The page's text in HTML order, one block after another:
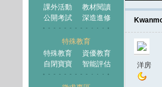
課外活動
教材閱讀
公開考試
深造進修
特殊教育
特殊教育
資優教育
自閉寶寶
智能評估 洋房